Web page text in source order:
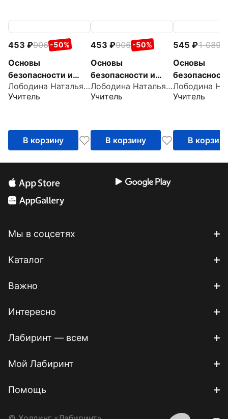
453 906 -50%
Основы
безопасности и
защиты Родины. 9
класс. Сценарии
Лободина Наталья Викторовна
Учитель
В корзину
453 906 -50%
Основы
безопасности и
защиты Родины. 8
класс. Сценарии
Лободина Наталья Викторовна
Учитель
В корзину
545 1 089
Основы
защиты
класс.
Учитель
В корзину
Мы в соцсетях
Каталог
Важно
Интересно
Лабиринт — всем
Мой Лабиринт
Помощь